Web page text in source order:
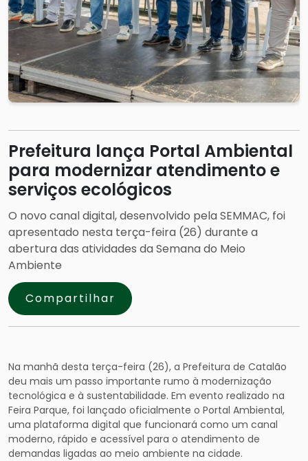
Prefeitura lança Portal Ambiental
para modernizar atendimento e
serviços ecológicos
O novo canal digital, desenvolvido pela SEMMAC, foi
apresentado nesta terça-feira (26) durante a
abertura das atividades da Semana do Meio
Ambiente
Compartilhar
Na manhã desta terça-feira (26), a Prefeitura de Catalão
deu mais um passo importante rumo à modernização
tecnológica e à sustentabilidade. Em evento realizado na
Feira Parque, foi lançado oficialmente o Portal Ambiental,
uma plataforma digital que funcionará como um canal
moderno, rápido e acessível para o atendimento de
demandas ligadas ao meio ambiente na cidade.